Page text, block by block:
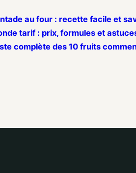
au four : recette facile et
tarif : prix, formules et
complète des 10 fruits